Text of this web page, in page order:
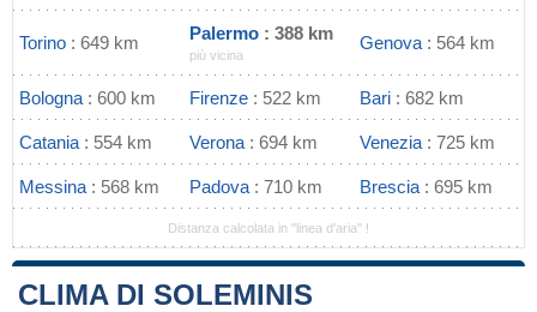
Torino : 649 km Palermo : 388 km
più vicina
Genova : 564 km
Bologna : 600 km Firenze : 522 km Bari : 682 km
Catania : 554 km Verona : 694 km Venezia : 725 km
Messina : 568 km Padova : 710 km Brescia : 695 km
Distanza calcolata in "linea d'aria" !
CLIMA DI SOLEMINIS